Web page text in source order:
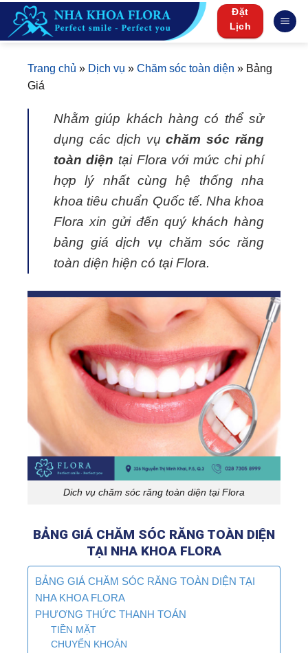
content
Đặt
Lịch
Trang chủ » Dịch vụ » Chăm sóc toàn diện » Bảng
Giá
Nhằm giúp khách hàng có thể sử
dụng các dịch vụchăm sóc răng
toàn diện tại Flora với mức chi phí
hợp lý nhất cùng hệ thống nha
khoa tiêu chuẩn Quốc tế. Nha khoa
Flora xin gửi đến quý khách hàng
bảng giá dịch vụ chăm sóc răng
toàn diện hiện có tại Flora.
Dich vụ chăm sóc răng toàn diện tại Flora
BẢNG GIÁ CHĂM SÓC RĂNG TOÀN DIỆN
TẠI NHA KHOA FLORA
BẢNG GIÁ CHĂM SÓC RĂNG TOÀN DIỆN TẠI
NHA KHOA FLORA
PHƯƠNG THỨC THANH TOÁN
TIỀN MẶT
CHUYỂN KHOẢN